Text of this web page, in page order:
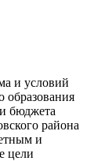
и условий
образования
бюджета
района
и
цели